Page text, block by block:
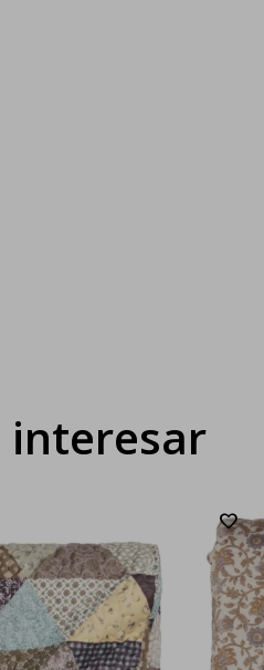
interesar